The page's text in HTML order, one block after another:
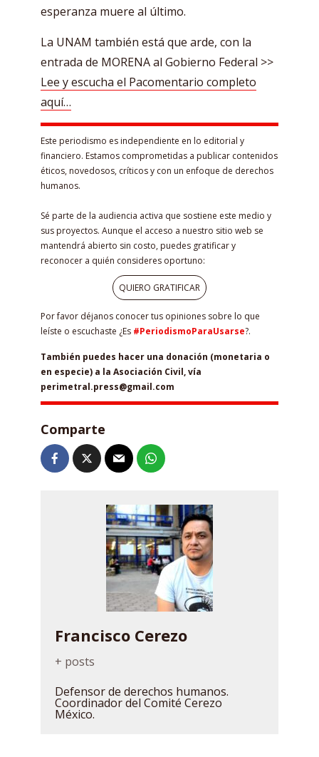
esperanza muere al último.
La UNAM también está que arde, con la
entrada de MORENA al Gobierno Federal >>
Lee y escucha el Pacomentario completo
aquí…
Este periodismo es independiente en lo editorial y
financiero. Estamos comprometidas a publicar contenidos
éticos, novedosos, críticos y con un enfoque de derechos
humanos.
Sé parte de la audiencia activa que sostiene este medio y
sus proyectos. Aunque el acceso a nuestro sitio web se
mantendrá abierto sin costo, puedes gratificar y
reconocer a quién consideres oportuno:
QUIERO GRATIFICAR
Por favor déjanos conocer tus opiniones sobre lo que
leíste o escuchaste ¿Es #PeriodismoParaUsarse?.
También puedes hacer una donación (monetaria o
en especie) a la Asociación Civil, vía
perimetral.press@gmail.com
Comparte
Francisco Cerezo
+ posts
Defensor de derechos humanos.
Coordinador del Comité Cerezo
México.